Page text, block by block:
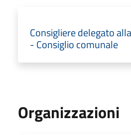
Consigliere delegato
- Consiglio comunale
Organizzazioni